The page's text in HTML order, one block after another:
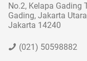
No.2, Kelapa Gading
Gading, Jakarta
Jakarta 14240
(021) 50598882